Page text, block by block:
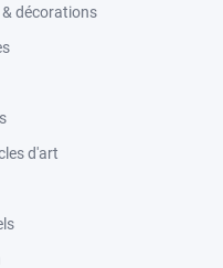
décorations
d'art